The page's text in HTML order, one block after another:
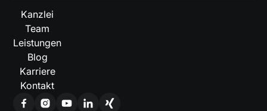
Kanzlei
Team
Leistungen
Blog
Karriere
Kontakt